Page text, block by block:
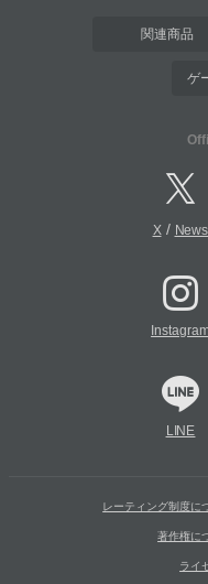
関連商品
ゲ
X/ News
LINE
レーティング制度に
著作権に
ライ